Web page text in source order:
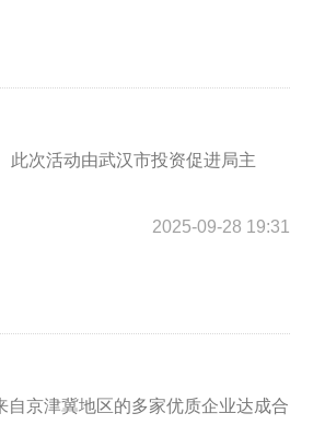
此次活动由武汉市投资促进局主
2025-09-28 19:31
京津冀地区的多家优质企业达成合